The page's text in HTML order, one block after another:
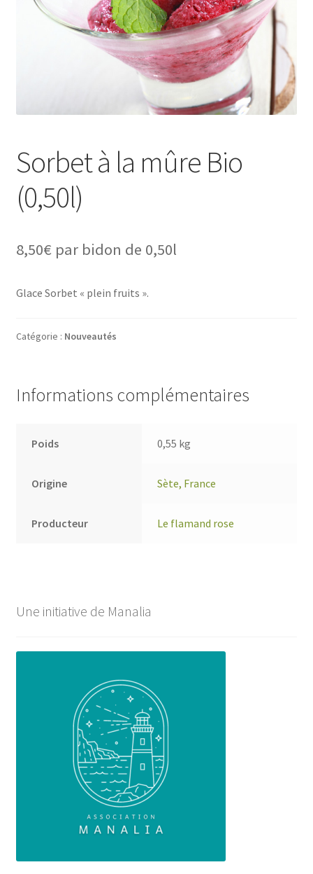
Sorbet à la mûre Bio
(0,50l)
8,50€ par bidon de 0,50l
Glace Sorbet « plein fruits ».
Catégorie : Nouveautés
Informations complémentaires
Poids 0,55 kg
Origine Sète, France
Producteur Le flamand rose
Une initiative de Manalia